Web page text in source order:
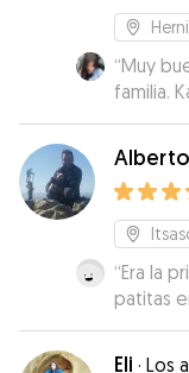
“Muy
familia.
los
detalle.
estado
trato y el
Alberto
“Era la
patitas
sido
y nos ha
Eli · Los